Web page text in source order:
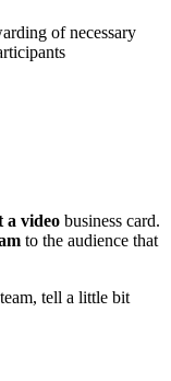
of necessary
a video business card.
to the audience that
tell a little bit